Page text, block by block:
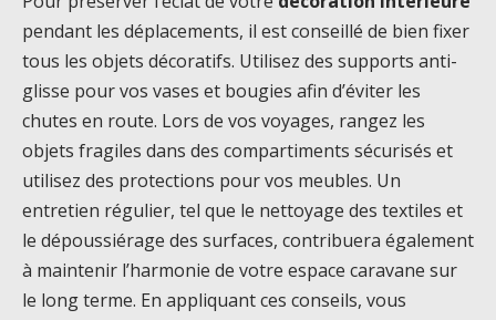
pendant les déplacements, il est conseillé de bien fixer
tous les objets décoratifs. Utilisez des supports anti-
glisse pour vos vases et bougies afin d’éviter les
chutes en route. Lors de vos voyages, rangez les
objets fragiles dans des compartiments sécurisés et
utilisez des protections pour vos meubles. Un
entretien régulier, tel que le nettoyage des textiles et
le dépoussiérage des surfaces, contribuera également
à maintenir l’harmonie de votre espace caravane sur
le long terme. En appliquant ces conseils, vous